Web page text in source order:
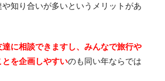
知り合いが多いというメリットがあ
に相談できますし、みんなで旅行や
を企画しやすいのも同い年ならでは